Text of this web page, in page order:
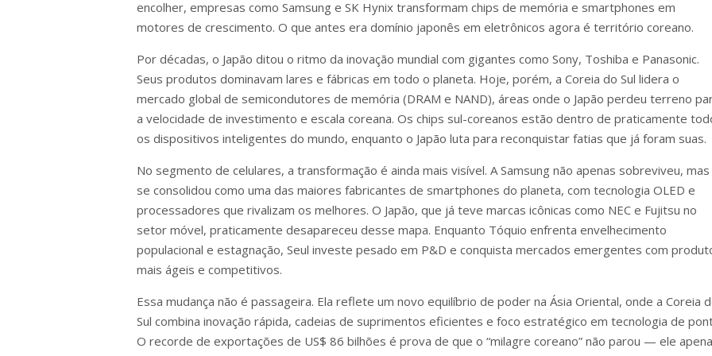
encolher, empresas como Samsung e SK Hynix transformam chips de memória e smartphones em
motores de crescimento. O que antes era domínio japonês em eletrônicos agora é território coreano.
Por décadas, o Japão ditou o ritmo da inovação mundial com gigantes como Sony, Toshiba e Panasonic.
Seus produtos dominavam lares e fábricas em todo o planeta. Hoje, porém, a Coreia do Sul lidera o
mercado global de semicondutores de memória (DRAM e NAND), áreas onde o Japão perdeu terreno
a velocidade de investimento e escala coreana. Os chips sul-coreanos estão dentro de praticamente
os dispositivos inteligentes do mundo, enquanto o Japão luta para reconquistar fatias que já foram suas.
No segmento de celulares, a transformação é ainda mais visível. A Samsung não apenas sobreviveu, mas
se consolidou como uma das maiores fabricantes de smartphones do planeta, com tecnologia OLED e
processadores que rivalizam os melhores. O Japão, que já teve marcas icônicas como NEC e Fujitsu no
setor móvel, praticamente desapareceu desse mapa. Enquanto Tóquio enfrenta envelhecimento
populacional e estagnação, Seul investe pesado em P&D e conquista mercados emergentes com
mais ágeis e competitivos.
Essa mudança não é passageira. Ela reflete um novo equilíbrio de poder na Ásia Oriental, onde a Coreia
Sul combina inovação rápida, cadeias de suprimentos eficientes e foco estratégico em tecnologia de
O recorde de exportações de US$ 86 bilhões é prova de que o “milagre coreano” não parou — ele